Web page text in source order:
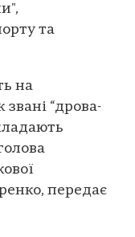
та
на
“дрова-
передає